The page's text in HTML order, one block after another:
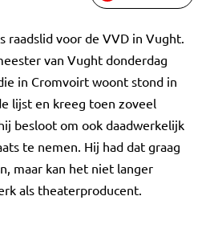
raadslid voor de VVD in Vught.
van Vught donderdag
in Cromvoirt woont stond in
lijst en kreeg toen zoveel
besloot om ook daadwerkelijk
te nemen. Hij had dat graag
maar kan het niet langer
als theaterproducent.